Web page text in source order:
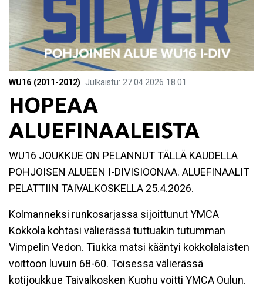
WU16 (2011-2012) Julkaistu: 27.04.2026 18.01
HOPEAA
ALUEFINAALEISTA
WU16 JOUKKUE ON PELANNUT TÄLLÄ KAUDELLA
POHJOISEN ALUEEN I-DIVISIOONAA. ALUEFINAALIT
PELATTIIN TAIVALKOSKELLA 25.4.2026.
Kolmanneksi runkosarjassa sijoittunut YMCA
Kokkola kohtasi välierässä tuttuakin tutumman
Vimpelin Vedon. Tiukka matsi kääntyi kokkolalaisten
voittoon luvuin 68-60. Toisessa välierässä
kotijoukkue Taivalkosken Kuohu voitti YMCA Oulun.